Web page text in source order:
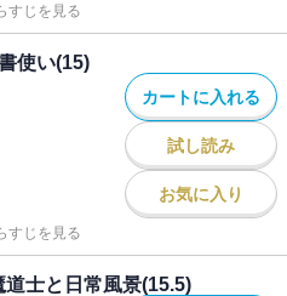
すじを見る
使い(15)
カートに入れる
試し読み
お気に入り
すじを見る
士と日常風景(15.5)